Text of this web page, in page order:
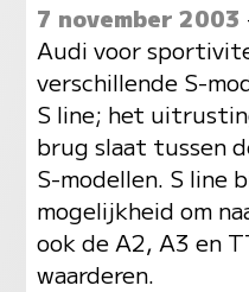
7 november 2003
Audi voor
verschillende S-
S line; het
brug slaat tussen
S-modellen. S line
mogelijkheid om
ook de A2, A3 en
waarderen.